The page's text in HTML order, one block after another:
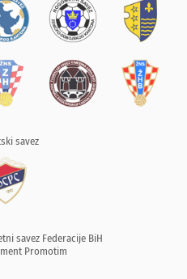
savez
savez Federacije BiH
Promotim